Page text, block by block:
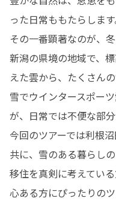
った日常ももたらします
その一番顕著なのが、冬
新潟の県境の地域で、
えた雲から、たくさん
雪でウインタースポー
が、日常では不便な部
今回のツアーでは利根
共に、雪のある暮らし
移住を真剣に考えてい
心ある方にぴったりのツ